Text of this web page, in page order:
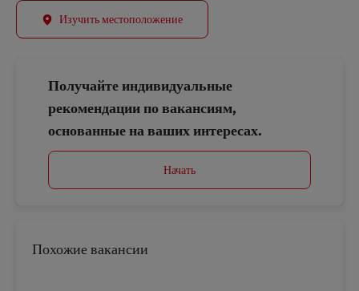
Изучить местоположение
Получайте индивидуальные
рекомендации по вакансиям,
основанные на ваших интересах.
Начать
Похожие вакансии